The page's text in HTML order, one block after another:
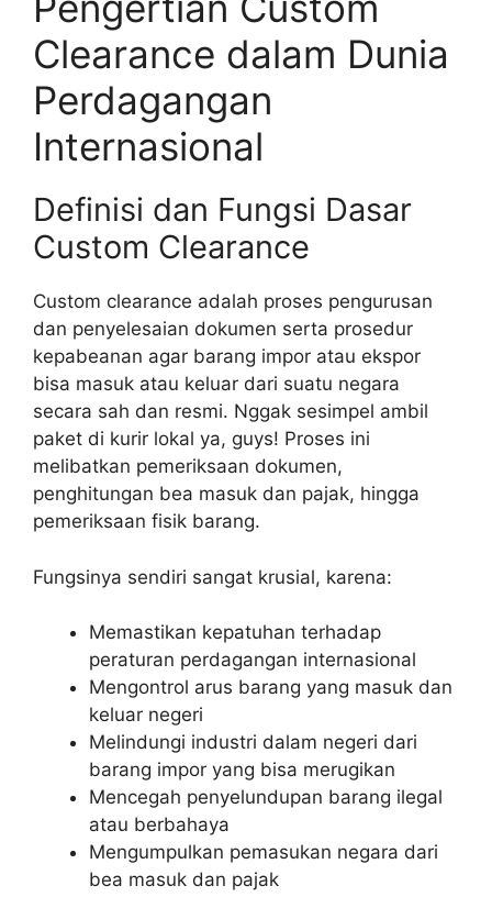
Clearance dalam Dunia
Perdagangan
Internasional
Definisi dan Fungsi Dasar
Custom Clearance
Custom clearance adalah proses pengurusan
dan penyelesaian dokumen serta prosedur
kepabeanan agar barang impor atau ekspor
bisa masuk atau keluar dari suatu negara
secara sah dan resmi. Nggak sesimpel ambil
paket di kurir lokal ya, guys! Proses ini
melibatkan pemeriksaan dokumen,
penghitungan bea masuk dan pajak, hingga
pemeriksaan fisik barang.
Fungsinya sendiri sangat krusial, karena:
Memastikan kepatuhan terhadap
peraturan perdagangan internasional
Mengontrol arus barang yang masuk dan
keluar negeri
Melindungi industri dalam negeri dari
barang impor yang bisa merugikan
Mencegah penyelundupan barang ilegal
atau berbahaya
Mengumpulkan pemasukan negara dari
bea masuk dan pajak